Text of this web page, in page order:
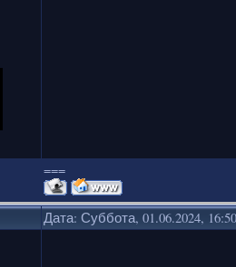
===
Дата: Суббота, 01.06.2024,